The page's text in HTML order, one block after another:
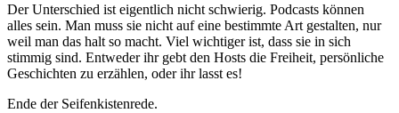
Der Unterschied ist eigentlich nicht schwierig. Podcasts können
alles sein. Man muss sie nicht auf eine bestimmte Art gestalten, nur
weil man das halt so macht. Viel wichtiger ist, dass sie in sich
stimmig sind. Entweder ihr gebt den Hosts die Freiheit, persönliche
Geschichten zu erzählen, oder ihr lasst es!
Ende der Seifenkistenrede.